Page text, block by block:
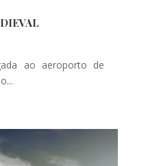
ao aeroporto de